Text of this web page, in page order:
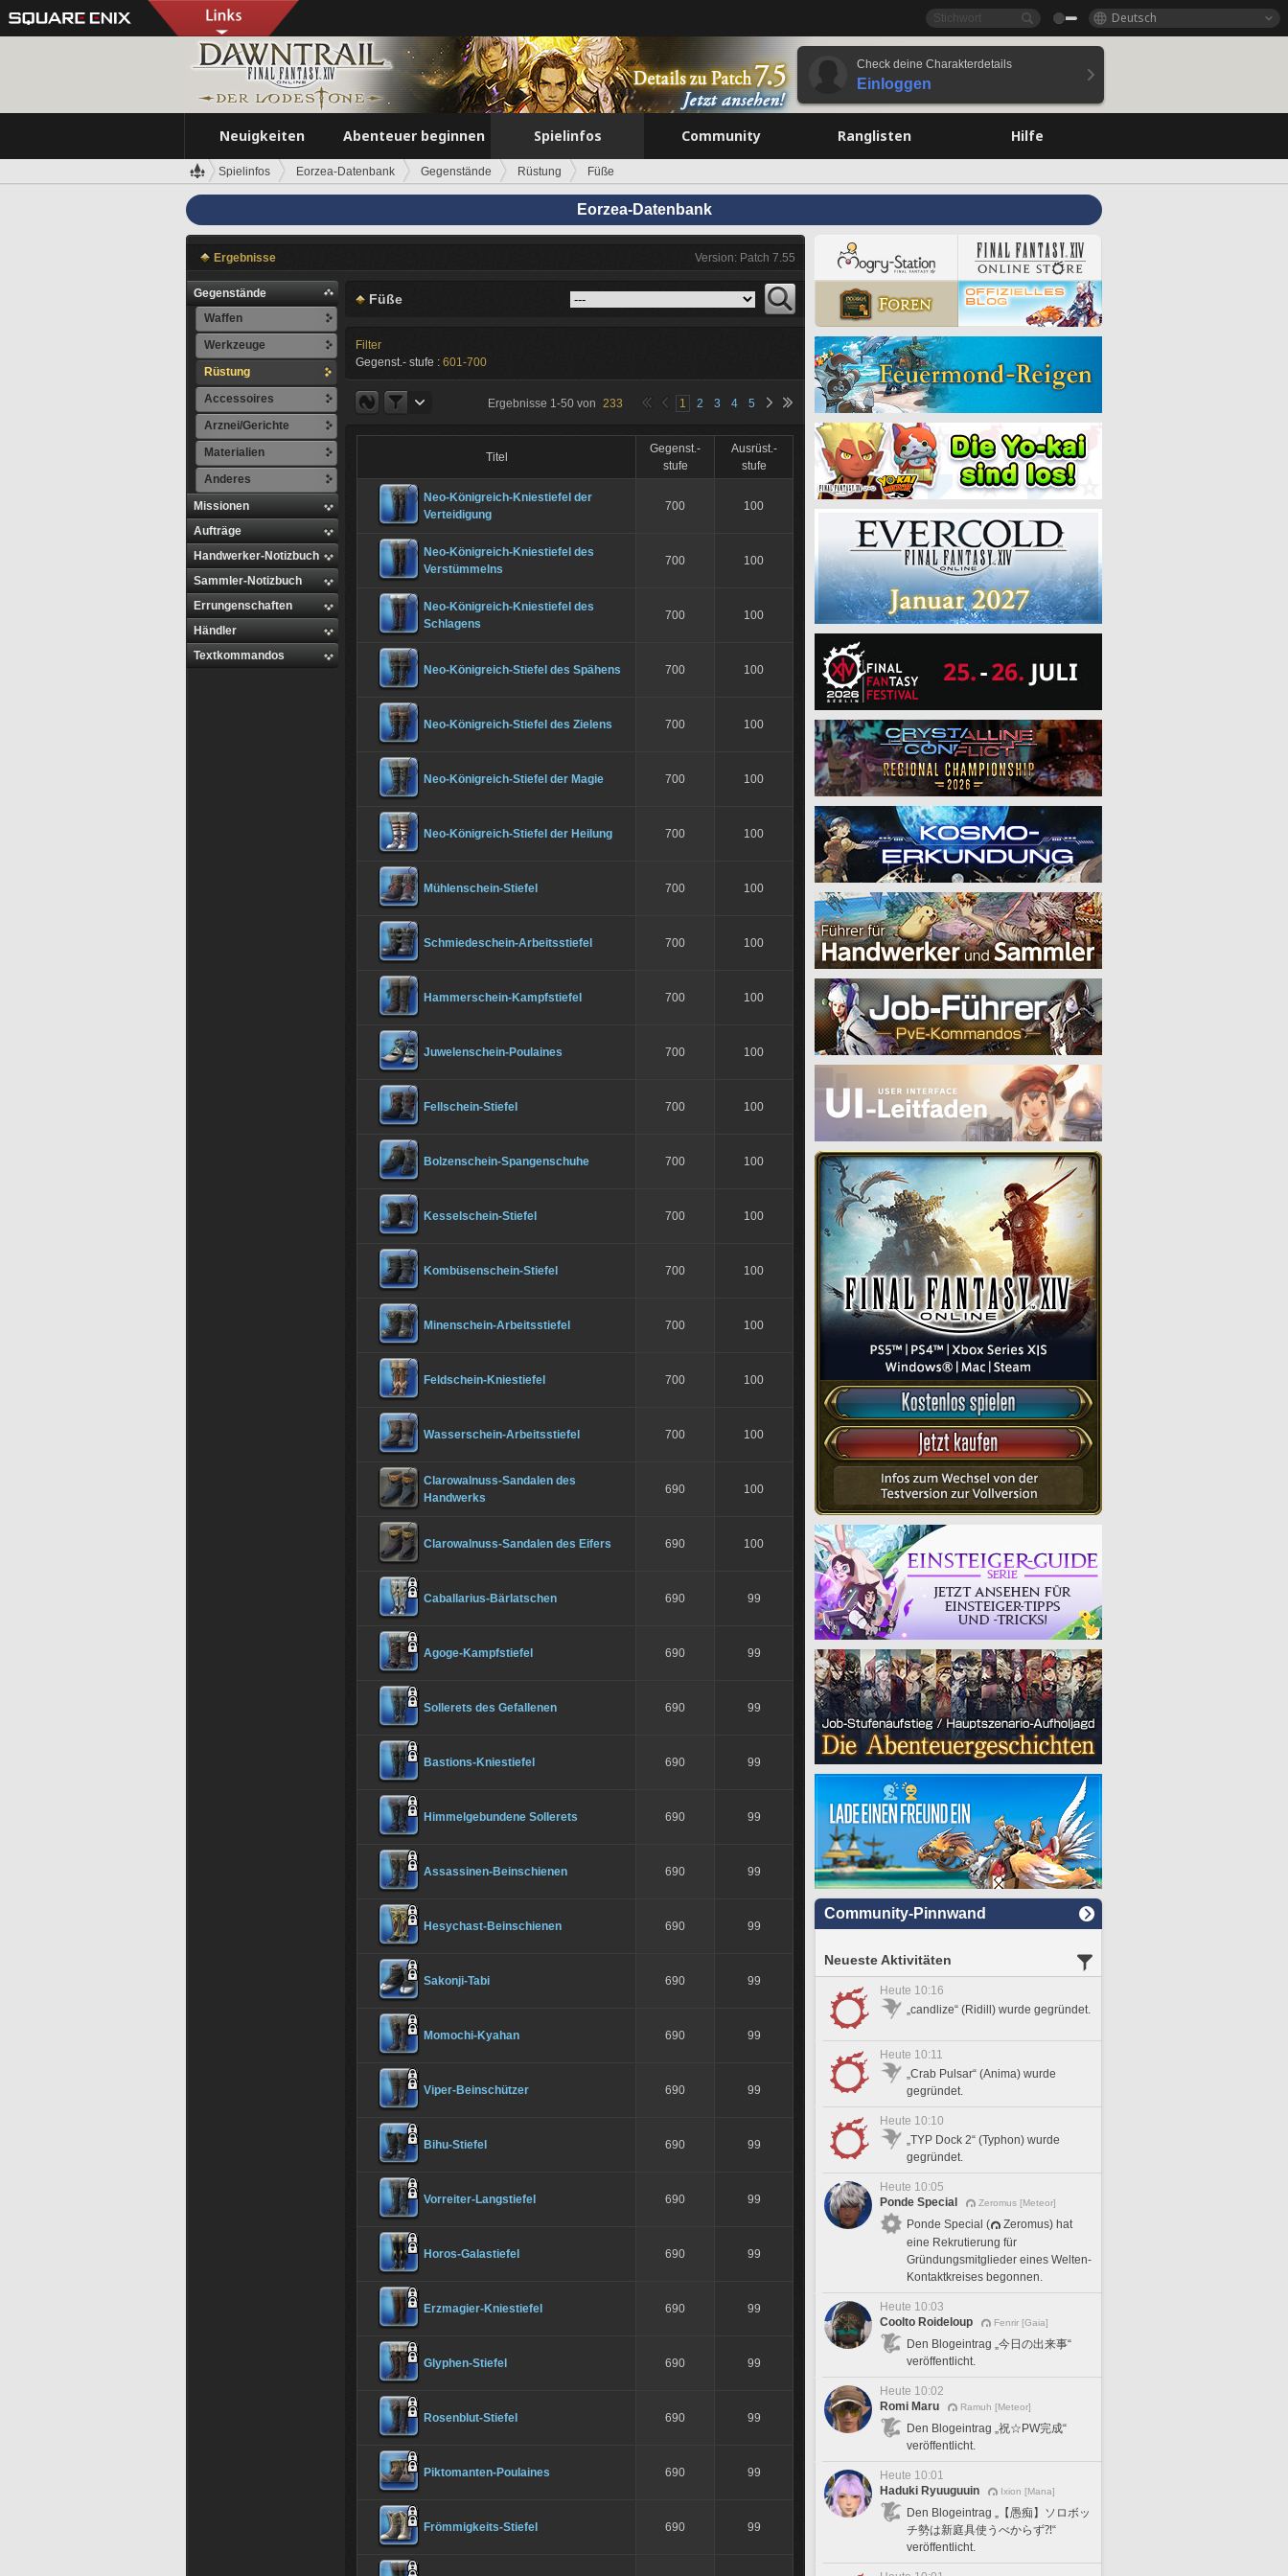
Deutsch
Check deine Charakterdetails
Einloggen
Neuigkeiten Abenteuer beginnen Spielinfos Community Ranglisten Hilfe
Spielinfos Eorzea-Datenbank Gegenstände Rüstung Füße
Eorzea-Datenbank
Ergebnisse Version: Patch 7.55
Gegenstände
Waffen
Werkzeuge
Rüstung
Accessoires
Arznei/Gerichte
Materialien
Anderes
Missionen
Aufträge
Handwerker-Notizbuch
Sammler-Notizbuch
Errungenschaften
Händler
Textkommandos
Füße
Filter
Gegenst.- stufe : 601-700
Ergebnisse 1-50 von 233 1 2 3 4 5
Titel
Gegenst.-
stufe
Ausrüst.-
stufe
Neo-Königreich-Kniestiefel der
Verteidigung
700 100
Neo-Königreich-Kniestiefel des
Verstümmelns
700 100
Neo-Königreich-Kniestiefel des
Schlagens
700 100
Neo-Königreich-Stiefel des Spähens 700 100
Neo-Königreich-Stiefel des Zielens 700 100
Neo-Königreich-Stiefel der Magie 700 100
Neo-Königreich-Stiefel der Heilung 700 100
Mühlenschein-Stiefel 700 100
Schmiedeschein-Arbeitsstiefel 700 100
Hammerschein-Kampfstiefel 700 100
Juwelenschein-Poulaines 700 100
Fellschein-Stiefel 700 100
Bolzenschein-Spangenschuhe 700 100
Kesselschein-Stiefel 700 100
Kombüsenschein-Stiefel 700 100
Minenschein-Arbeitsstiefel 700 100
Feldschein-Kniestiefel 700 100
Wasserschein-Arbeitsstiefel 700 100
Clarowalnuss-Sandalen des
Handwerks
690 100
Clarowalnuss-Sandalen des Eifers 690 100
Caballarius-Bärlatschen 690 99
Agoge-Kampfstiefel 690 99
Sollerets des Gefallenen 690 99
Bastions-Kniestiefel 690 99
Himmelgebundene Sollerets 690 99
Assassinen-Beinschienen 690 99
Hesychast-Beinschienen 690 99
Sakonji-Tabi 690 99
Momochi-Kyahan 690 99
Viper-Beinschützer 690 99
Bihu-Stiefel 690 99
Vorreiter-Langstiefel 690 99
Horos-Galastiefel 690 99
Erzmagier-Kniestiefel 690 99
Glyphen-Stiefel 690 99
Rosenblut-Stiefel 690 99
Piktomanten-Poulaines 690 99
Frömmigkeits-Stiefel 690 99
Community-Pinnwand
Neueste Aktivitäten
Heute 10:16
„candlize“ (Ridill) wurde gegründet.
Heute 10:11
„Crab Pulsar“ (Anima) wurde
gegründet.
Heute 10:10
„TYP Dock 2“ (Typhon) wurde
gegründet.
Heute 10:05
Ponde Special
Zeromus [Meteor]
Ponde Special (
Zeromus) hat
eine Rekrutierung für
Gründungsmitglieder eines Welten-
Kontaktkreises begonnen.
Heute 10:03
Coolto Roideloup
Fenrir [Gaia]
Den Blogeintrag „今日の出来事“
veröffentlicht.
Heute 10:02
Romi Maru
Ramuh [Meteor]
Den Blogeintrag „祝☆PW完成“
veröffentlicht.
Heute 10:01
Haduki Ryuuguuin
Ixion [Mana]
Den Blogeintrag „【愚痴】ソロボッ
チ勢は新庭具使うべからず⁈“
veröffentlicht.